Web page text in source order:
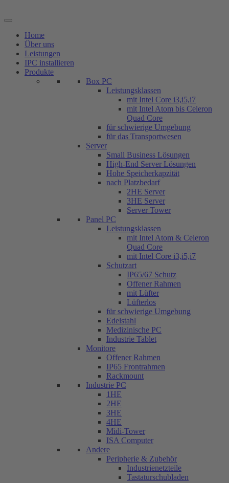
Inhalt
Home
Über uns
Leistungen
IPC installieren
Produkte
Box PC
Leistungsklassen
mit Intel Core i3,i5,i7
mit Intel Atom bis Celeron
Quad Core
für schwierige Umgebung
für das Transportwesen
Server
Small Business Lösungen
High-End Server Lösungen
Hohe Speicherkapzität
nach Platzbedarf
2HE Server
3HE Server
Server Tower
Panel PC
Leistungsklassen
mit Intel Atom & Celeron
Quad Core
mit Intel Core i3,i5,i7
Schutzart
IP65/67 Schutz
Offener Rahmen
mit Lüfter
Lüfterlos
für schwierige Umgebung
Edelstahl
Medizinische PC
Industrie Tablet
Monitore
Offener Rahmen
IP65 Frontrahmen
Rackmount
Industrie PC
1HE
2HE
3HE
4HE
Midi-Tower
ISA Computer
Andere
Peripherie & Zubehör
Industrienetzteile
Tastaturschubladen